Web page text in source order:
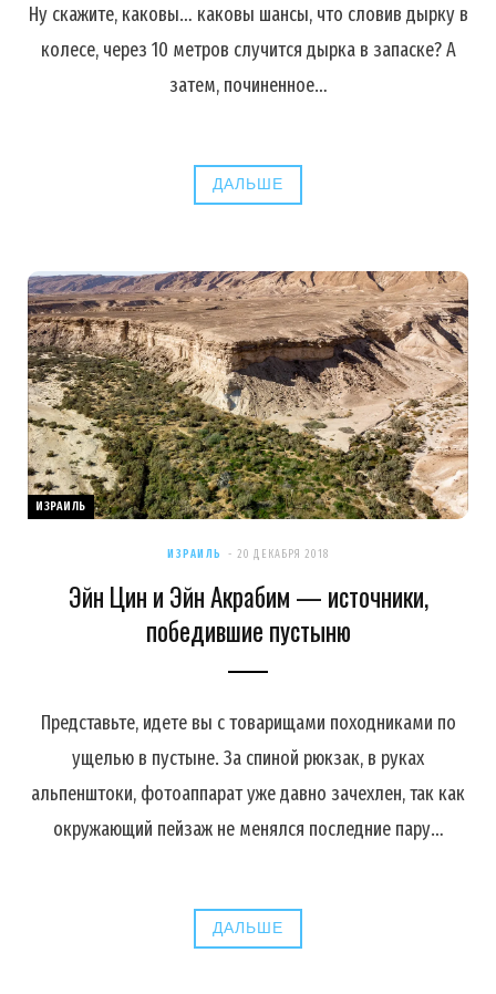
Ну скажите, каковы… каковы шансы, что словив дырку в
колесе, через 10 метров случится дырка в запаске? А
затем, починенное…
ДАЛЬШЕ
ИЗРАИЛЬ
ИЗРАИЛЬ 20 ДЕКАБРЯ 2018
Эйн Цин и Эйн Акрабим — источники,
победившие пустыню
Представьте, идете вы с товарищами походниками по
ущелью в пустыне. За спиной рюкзак, в руках
альпенштоки, фотоаппарат уже давно зачехлен, так как
окружающий пейзаж не менялся последние пару…
ДАЛЬШЕ